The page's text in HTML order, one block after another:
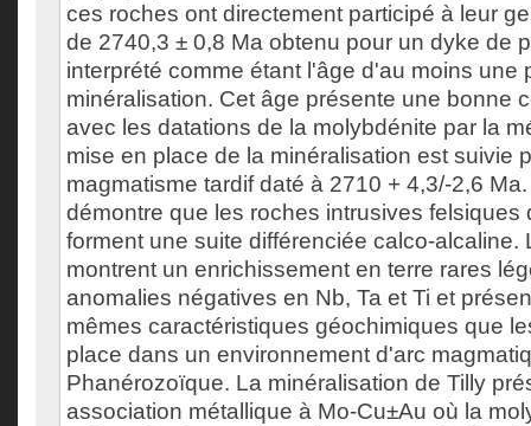
ces roches ont directement participé à leur
de 2740,3 ± 0,8 Ma obtenu pour un dyke de
interprété comme étant l'âge d'au moins une
minéralisation. Cet âge présente une bonne
avec les datations de la molybdénite par la
mise en place de la minéralisation est suivie
magmatisme tardif daté à 2710 + 4,3/-2,6
démontre que les roches intrusives felsiques
forment une suite différenciée calco-alcaline.
montrent un enrichissement en terre rares
anomalies négatives en Nb, Ta et Ti et
mêmes caractéristiques géochimiques que
place dans un environnement d'arc
Phanérozoïque. La minéralisation de Tilly
association métallique à Mo-Cu±Au où la